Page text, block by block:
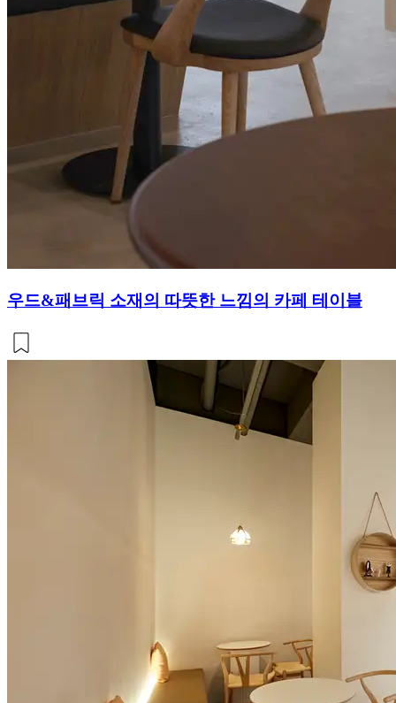
우드&패브릭 소재의 따뜻한 느낌의 카페 테이블